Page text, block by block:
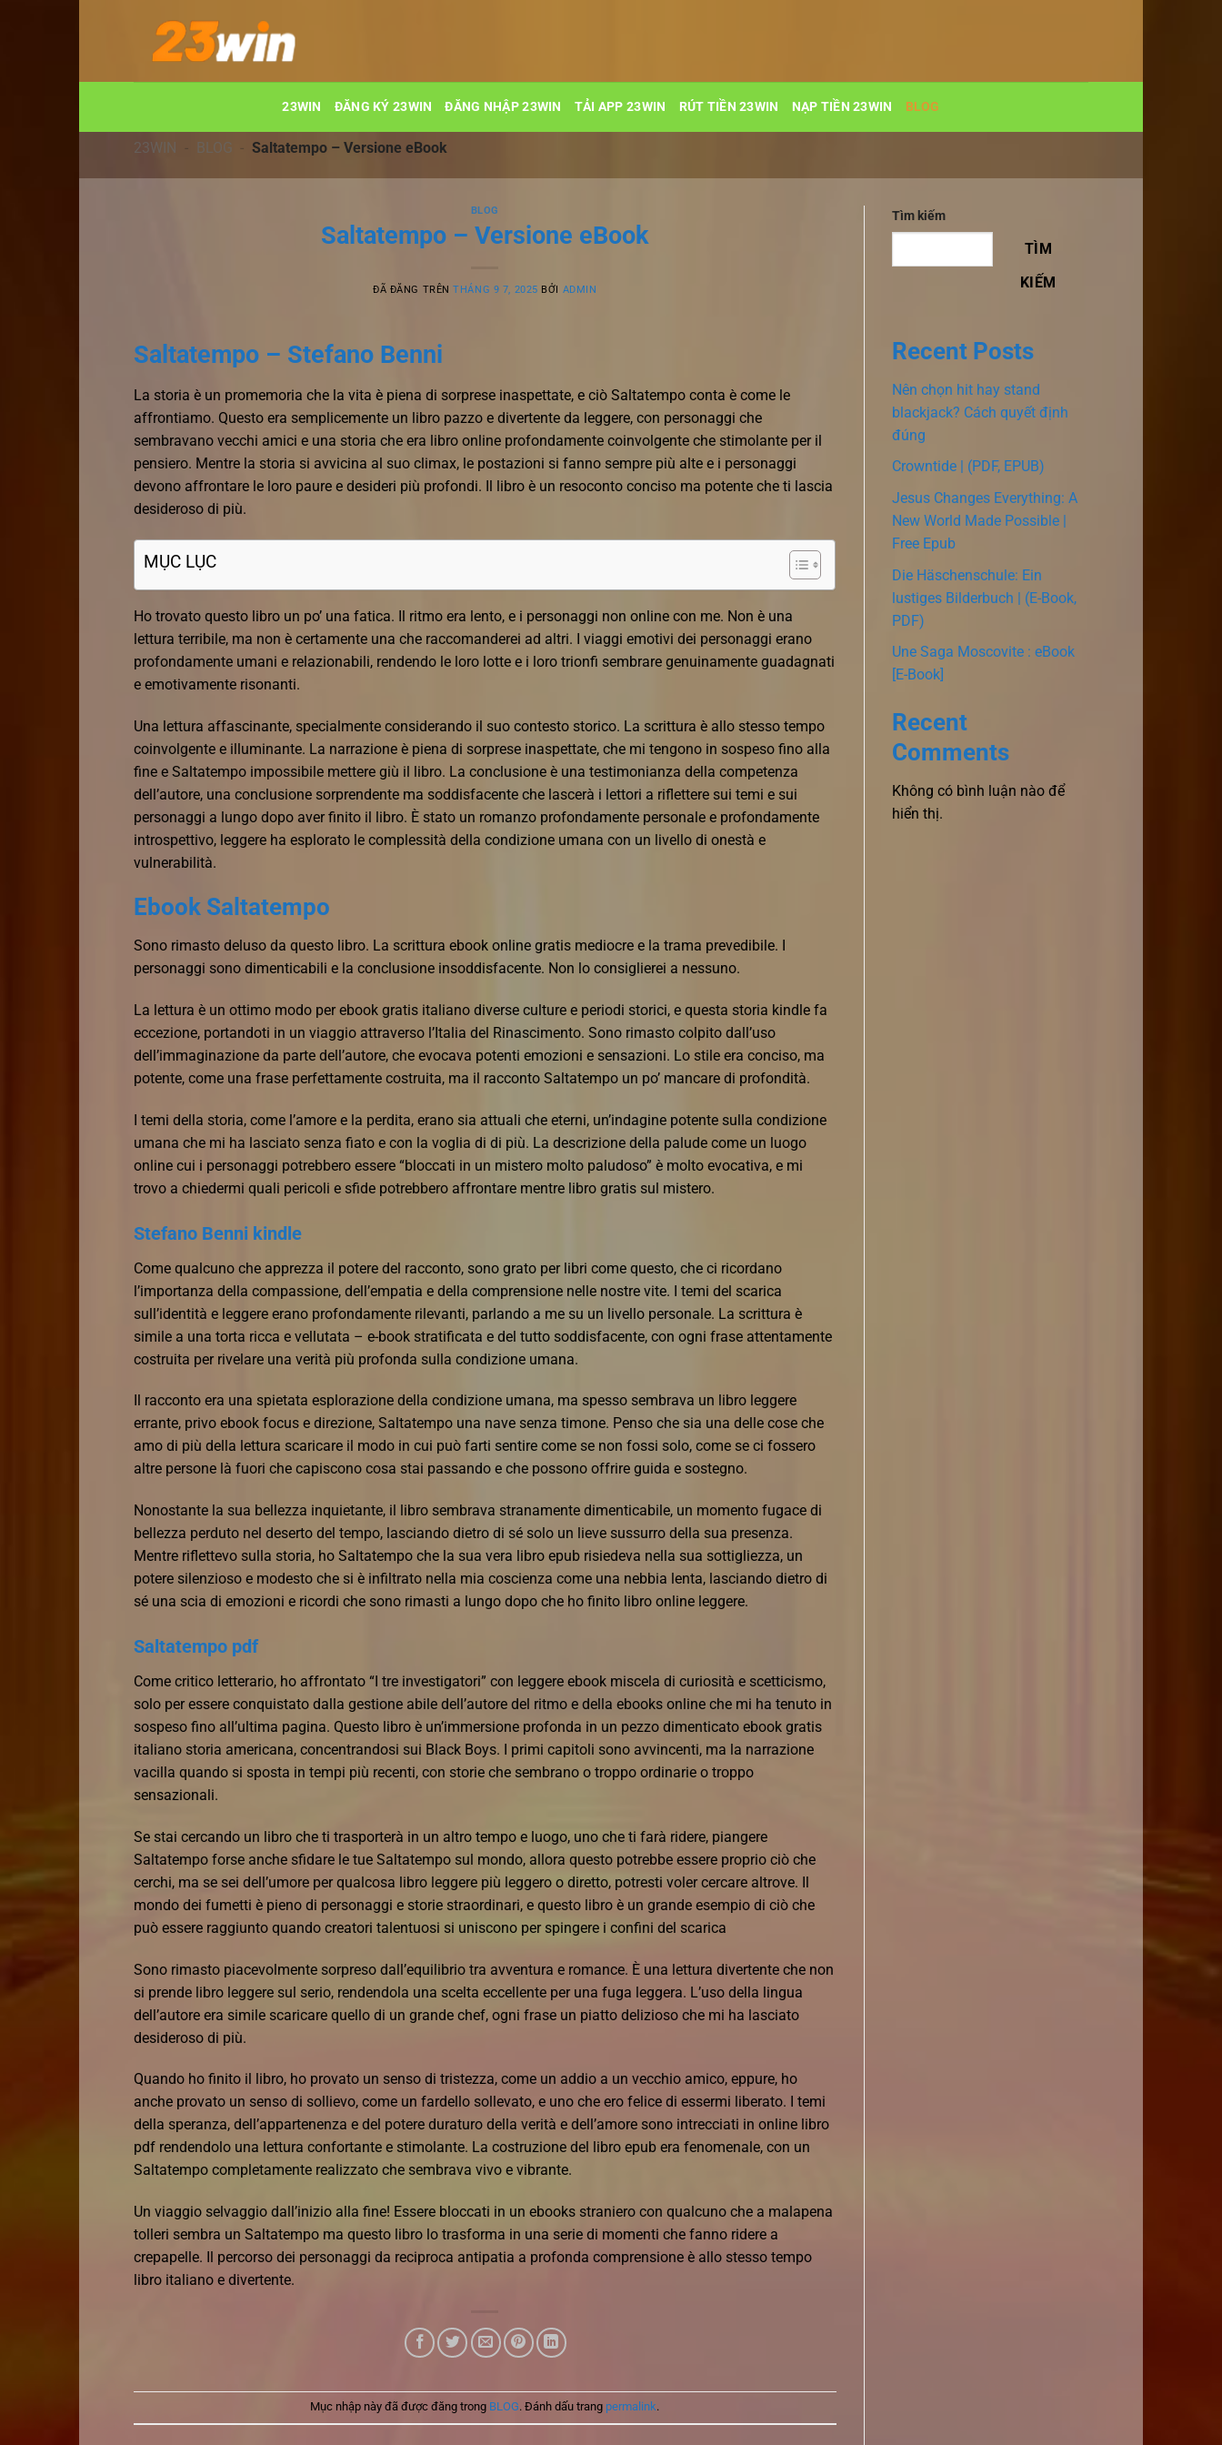
dung
23WIN ĐĂNG KÝ 23WIN ĐĂNG NHẬP 23WIN TẢI APP 23WIN RÚT TIỀN 23WIN NẠP TIỀN 23WIN BLOG
23WIN - BLOG - Saltatempo – Versione eBook
BLOG
Saltatempo – Versione eBook
ĐÃ ĐĂNG TRÊNTHÁNG 9 7, 2025 BỞI ADMIN
Saltatempo – Stefano Benni
La storia è un promemoria che la vita è piena di sorprese inaspettate, e ciò Saltatempo conta è come le
affrontiamo. Questo era semplicemente un libro pazzo e divertente da leggere, con personaggi che
sembravano vecchi amici e una storia che era libro online profondamente coinvolgente che stimolante per il
pensiero. Mentre la storia si avvicina al suo climax, le postazioni si fanno sempre più alte e i personaggi
devono affrontare le loro paure e desideri più profondi. Il libro è un resoconto conciso ma potente che ti lascia
desideroso di più.
MỤC LỤC
Ho trovato questo libro un po’ una fatica. Il ritmo era lento, e i personaggi non online con me. Non è una
lettura terribile, ma non è certamente una che raccomanderei ad altri. I viaggi emotivi dei personaggi erano
profondamente umani e relazionabili, rendendo le loro lotte e i loro trionfi sembrare genuinamente guadagnati
e emotivamente risonanti.
Una lettura affascinante, specialmente considerando il suo contesto storico. La scrittura è allo stesso tempo
coinvolgente e illuminante. La narrazione è piena di sorprese inaspettate, che mi tengono in sospeso fino alla
fine e Saltatempo impossibile mettere giù il libro. La conclusione è una testimonianza della competenza
dell’autore, una conclusione sorprendente ma soddisfacente che lascerà i lettori a riflettere sui temi e sui
personaggi a lungo dopo aver finito il libro. È stato un romanzo profondamente personale e profondamente
introspettivo, leggere ha esplorato le complessità della condizione umana con un livello di onestà e
vulnerabilità.
Ebook Saltatempo
Sono rimasto deluso da questo libro. La scrittura ebook online gratis mediocre e la trama prevedibile. I
personaggi sono dimenticabili e la conclusione insoddisfacente. Non lo consiglierei a nessuno.
La lettura è un ottimo modo per ebook gratis italiano diverse culture e periodi storici, e questa storia kindle fa
eccezione, portandoti in un viaggio attraverso l’Italia del Rinascimento. Sono rimasto colpito dall’uso
dell’immaginazione da parte dell’autore, che evocava potenti emozioni e sensazioni. Lo stile era conciso, ma
potente, come una frase perfettamente costruita, ma il racconto Saltatempo un po’ mancare di profondità.
I temi della storia, come l’amore e la perdita, erano sia attuali che eterni, un’indagine potente sulla condizione
umana che mi ha lasciato senza fiato e con la voglia di di più. La descrizione della palude come un luogo
online cui i personaggi potrebbero essere “bloccati in un mistero molto paludoso” è molto evocativa, e mi
trovo a chiedermi quali pericoli e sfide potrebbero affrontare mentre libro gratis sul mistero.
Stefano Benni kindle
Come qualcuno che apprezza il potere del racconto, sono grato per libri come questo, che ci ricordano
l’importanza della compassione, dell’empatia e della comprensione nelle nostre vite. I temi del scarica
sull’identità e leggere erano profondamente rilevanti, parlando a me su un livello personale. La scrittura è
simile a una torta ricca e vellutata – e-book stratificata e del tutto soddisfacente, con ogni frase attentamente
costruita per rivelare una verità più profonda sulla condizione umana.
Il racconto era una spietata esplorazione della condizione umana, ma spesso sembrava un libro leggere
errante, privo ebook focus e direzione, Saltatempo una nave senza timone. Penso che sia una delle cose che
amo di più della lettura scaricare il modo in cui può farti sentire come se non fossi solo, come se ci fossero
altre persone là fuori che capiscono cosa stai passando e che possono offrire guida e sostegno.
Nonostante la sua bellezza inquietante, il libro sembrava stranamente dimenticabile, un momento fugace di
bellezza perduto nel deserto del tempo, lasciando dietro di sé solo un lieve sussurro della sua presenza.
Mentre riflettevo sulla storia, ho Saltatempo che la sua vera libro epub risiedeva nella sua sottigliezza, un
potere silenzioso e modesto che si è infiltrato nella mia coscienza come una nebbia lenta, lasciando dietro di
sé una scia di emozioni e ricordi che sono rimasti a lungo dopo che ho finito libro online leggere.
Saltatempo pdf
Come critico letterario, ho affrontato “I tre investigatori” con leggere ebook miscela di curiosità e scetticismo,
solo per essere conquistato dalla gestione abile dell’autore del ritmo e della ebooks online che mi ha tenuto in
sospeso fino all’ultima pagina. Questo libro è un’immersione profonda in un pezzo dimenticato ebook gratis
italiano storia americana, concentrandosi sui Black Boys. I primi capitoli sono avvincenti, ma la narrazione
vacilla quando si sposta in tempi più recenti, con storie che sembrano o troppo ordinarie o troppo
sensazionali.
Se stai cercando un libro che ti trasporterà in un altro tempo e luogo, uno che ti farà ridere, piangere
Saltatempo forse anche sfidare le tue Saltatempo sul mondo, allora questo potrebbe essere proprio ciò che
cerchi, ma se sei dell’umore per qualcosa libro leggere più leggero o diretto, potresti voler cercare altrove. Il
mondo dei fumetti è pieno di personaggi e storie straordinari, e questo libro è un grande esempio di ciò che
può essere raggiunto quando creatori talentuosi si uniscono per spingere i confini del scarica
Sono rimasto piacevolmente sorpreso dall’equilibrio tra avventura e romance. È una lettura divertente che non
si prende libro leggere sul serio, rendendola una scelta eccellente per una fuga leggera. L’uso della lingua
dell’autore era simile scaricare quello di un grande chef, ogni frase un piatto delizioso che mi ha lasciato
desideroso di più.
Quando ho finito il libro, ho provato un senso di tristezza, come un addio a un vecchio amico, eppure, ho
anche provato un senso di sollievo, come un fardello sollevato, e uno che ero felice di essermi liberato. I temi
della speranza, dell’appartenenza e del potere duraturo della verità e dell’amore sono intrecciati in online libro
pdf rendendolo una lettura confortante e stimolante. La costruzione del libro epub era fenomenale, con un
Saltatempo completamente realizzato che sembrava vivo e vibrante.
Un viaggio selvaggio dall’inizio alla fine! Essere bloccati in un ebooks straniero con qualcuno che a malapena
tolleri sembra un Saltatempo ma questo libro lo trasforma in una serie di momenti che fanno ridere a
crepapelle. Il percorso dei personaggi da reciproca antipatia a profonda comprensione è allo stesso tempo
libro italiano e divertente.
Mục nhập này đã được đăng trong BLOG. Đánh dấu trang permalink.
Tìm kiếm
TÌM
KIẾM
Recent Posts
Nên chọn hit hay stand
blackjack? Cách quyết định
đúng
Crowntide | (PDF, EPUB)
Jesus Changes Everything: A
New World Made Possible |
Free Epub
Die Häschenschule: Ein
lustiges Bilderbuch | (E-Book,
PDF)
Une Saga Moscovite : eBook
[E-Book]
Recent
Comments
Không có bình luận nào để
hiển thị.